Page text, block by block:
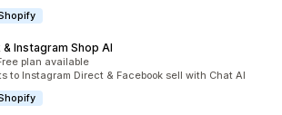
Instagram Shop AI
plan available
to Instagram Direct & Facebook sell with Chat AI